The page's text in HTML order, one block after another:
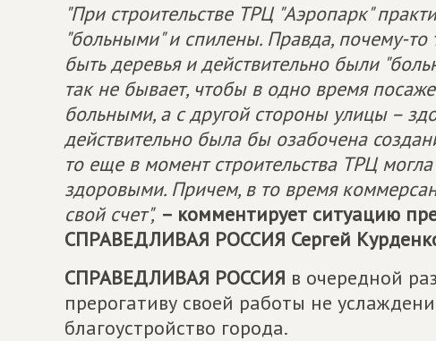
"При строительстве ТРЦ "Аэропарк"
"больными" и спилены. Правда, почему-
быть деревья и действительно были
так не бывает, чтобы в одно время
больными, а с другой стороны улицы –
действительно была бы озабочена
то еще в момент строительства ТРЦ
здоровыми. Причем, в то время
свой счет", – комментирует ситуацию
СПРАВЕДЛИВАЯ РОССИЯ Сергей
СПРАВЕДЛИВАЯ РОССИЯ в очередной
прерогативу своей работы не
благоустройство города.